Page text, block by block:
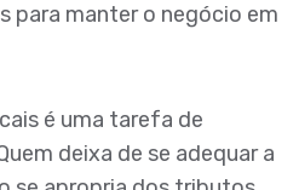
para manter o negócio em
é uma tarefa de
deixa de se adequar a